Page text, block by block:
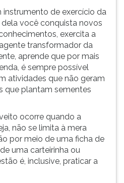
instrumento de exercício da
você conquista novos
exercita a
transformador da
aprende que por mais
é sempre possível
atividades que não geram
que plantam sementes
ocorre quando a
não se limita à mera
por meio de uma ficha de
uma carteirinha ou
é, inclusive, praticar a